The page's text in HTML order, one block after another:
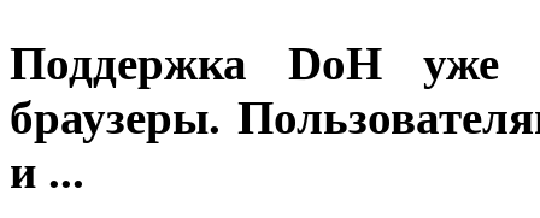
Поддержка DoH уже
браузеры.
и ...